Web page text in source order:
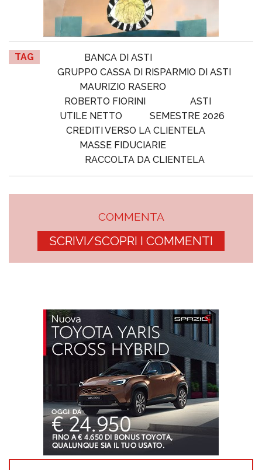
TAG
BANCA DI ASTI
GRUPPO CASSA DI RISPARMIO DI ASTI
MAURIZIO RASERO
ROBERTO FIORINI
ASTI
UTILE NETTO
SEMESTRE 2026
CREDITI VERSO LA CLIENTELA
MASSE FIDUCIARIE
RACCOLTA DA CLIENTELA
COMMENTA
SCRIVI/SCOPRI I COMMENTI